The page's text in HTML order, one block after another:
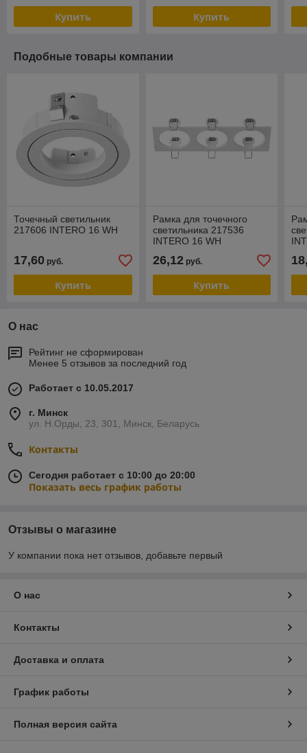
Купить Купить
Подобные товары компании
Точечный светильник
217606 INTERO 16 WH
17,60 руб.
Купить
Рамка для точечного
светильника 217536
INTERO 16 WH
26,12руб.
Купить
О нас
Рейтинг не сформирован
Менее 5 отзывов за последний год
Работает с 10.05.2017
г. Минск
ул. Н.Орды, 23, 301, Минск, Беларусь
Контакты
Сегодня работает с 10:00 до 20:00
Показать весь график работы
Отзывы о магазине
У компании пока нет отзывов, добавьте первый
О нас
Контакты
Доставка и оплата
График работы
Полная версия сайта